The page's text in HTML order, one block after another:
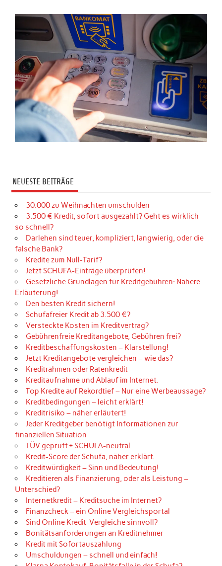
NEUESTE BEITRÄGE
30.000 zu Weihnachten umschulden
3.500 € Kredit, sofort ausgezahlt? Geht es wirklich
so schnell?
Darlehen sind teuer, kompliziert, langwierig, oder die
falsche Bank?
Kredite zum Null-Tarif?
Jetzt SCHUFA-Einträge überprüfen!
Gesetzliche Grundlagen für Kreditgebühren: Nähere
Erläuterung!
Den besten Kredit sichern!
Schufafreier Kredit ab 3.500 €?
Versteckte Kosten im Kreditvertrag?
Gebührenfreie Kreditangebote, Gebühren frei?
Kreditbeschaffungskosten – Klarstellung!
Jetzt Kreditangebote vergleichen – wie das?
Kreditrahmen oder Ratenkredit
Kreditaufnahme und Ablauf im Internet.
Top Kredite auf Rekordtief – Nur eine Werbeaussage?
Kreditbedingungen – leicht erklärt!
Kreditrisiko – näher erläutert!
Jeder Kreditgeber benötigt Informationen zur
finanziellen Situation
TÜV geprüft + SCHUFA-neutral
Kredit-Score der Schufa, näher erklärt.
Kreditwürdigkeit – Sinn und Bedeutung!
Kreditieren als Finanzierung, oder als Leistung –
Unterschied?
Internetkredit – Kreditsuche im Internet?
Finanzcheck – ein Online Vergleichsportal
Sind Online Kredit-Vergleiche sinnvoll?
Bonitätsanforderungen an Kreditnehmer
Kredit mit Sofortauszahlung
Umschuldungen – schnell und einfach!